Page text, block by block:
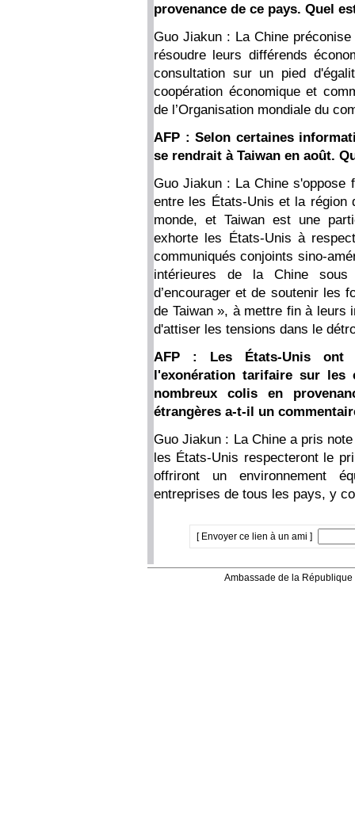
provenance de ce pays. Quel
Guo Jiakun : La Chine
résoudre leurs différends
consultation sur un pied
coopération économique et
de l’Organisation mondiale du
AFP : Selon certaines
se rendrait à Taiwan en août.
Guo Jiakun : La Chine s'oppose
entre les États-Unis et la région
monde, et Taiwan est une
exhorte les États-Unis à
communiqués conjoints sino-
intérieures de la Chine
d’encourager et de soutenir les
de Taiwan », à mettre fin à leurs
d'attiser les tensions dans le
AFP : Les États-Unis ont
l'exonération tarifaire sur
nombreux colis en
étrangères a-t-il un
Guo Jiakun : La Chine a pris
les États-Unis respecteront le
offriront un environnement
entreprises de tous les pays, y
[ Envoyer ce lien à un ami ]
Ambassade de la